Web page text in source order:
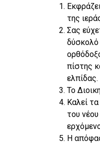
της
Σας
δύσκολό
πίστης
ελπίδας.
Το
Καλεί
του
Η